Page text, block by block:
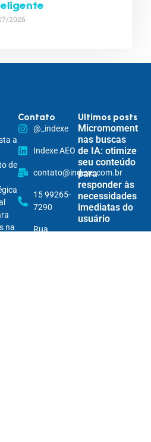
2026
a
de
na
Contato
@_indexe
Indexe AEO
contato@indexe.com.br
15 99265-
7290
Rua
Ultimos posts
Micromomentos
nas buscas
de IA: otimize
seu conteúdo
para
responder às
necessidades
imediatas do
usuário